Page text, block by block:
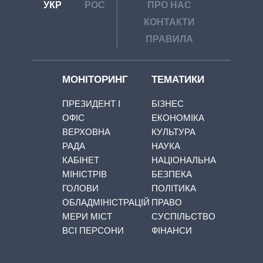
УКР РОС
ПРО НАС
КОНТАКТИ
ПРАВИЛА
МОНІТОРИНГ
ПРЕЗИДЕНТ І
ОФІС
ВЕРХОВНА
РАДА
КАБІНЕТ
МІНІСТРІВ
ГОЛОВИ
ОБЛАДМІНІСТРАЦІЙ
МЕРИ МІСТ
ВСІ ПЕРСОНИ
ТЕМАТИКИ
БІЗНЕС
ЕКОНОМІКА
КУЛЬТУРА
НАУКА
НАЦІОНАЛЬНА
БЕЗПЕКА
ПОЛІТИКА
ПРАВО
СУСПІЛЬСТВО
ФІНАНСИ